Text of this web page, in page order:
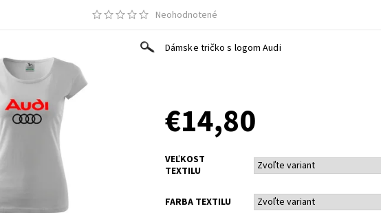
Neohodnotené
Dámske tričko s logom Audi
€14,80
VEĽKOST
TEXTILU
FARBA TEXTILU